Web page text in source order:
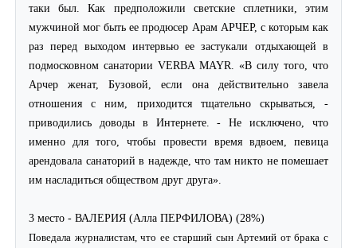
таки был. Как предположили светские сплетники, этим
мужчиной мог быть ее продюсер Арам АРЧЕР, с которым как
раз перед выходом интервью ее застукали отдыхающей в
подмосковном санатории VERBA MAYR. «В силу того, что
Арчер женат, Бузовой, если она действительно завела
отношения с ним, приходится тщательно скрываться, -
приводились доводы в Интернете. - Не исключено, что
именно для того, чтобы провести время вдвоем, певица
арендовала санаторий в надежде, что там никто не помешает
им насладиться обществом друг друга».
3 место - ВАЛЕРИЯ (Алла ПЕРФИЛОВА) (28%)
Поведала журналистам, что ее старший сын Артемий от брака с